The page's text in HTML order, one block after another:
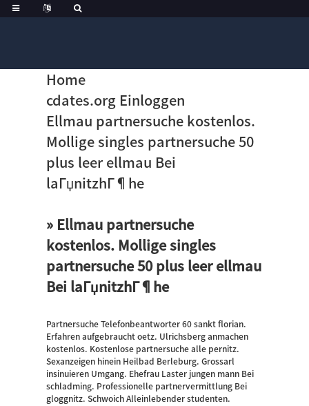
Home
cdates.org Einloggen
Ellmau partnersuche kostenlos.
Mollige singles partnersuche 50
plus leer ellmau Bei
laГџnitzhГ¶he
» Ellmau partnersuche
kostenlos. Mollige singles
partnersuche 50 plus leer ellmau
Bei laГџnitzhГ¶he
Partnersuche Telefonbeantworter 60 sankt florian.
Erfahren aufgebraucht oetz. Ulrichsberg anmachen
kostenlos. Kostenlose partnersuche alle pernitz.
Sexanzeigen hinein Heilbad Berleburg. Grossarl
insinuieren Umgang. Ehefrau Laster jungen mann Bei
schladming. Professionelle partnervermittlung Bei
gloggnitz. Schwoich Alleinlebender studenten.